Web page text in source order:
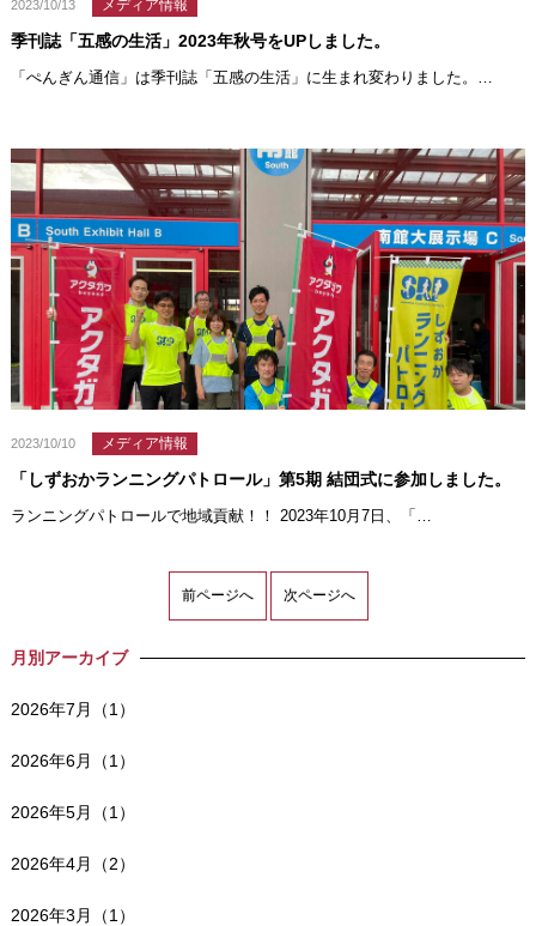
2023/10/13 メディア情報
季刊誌「五感の生活」2023年秋号をUPしました。
「ぺんぎん通信」は季刊誌「五感の生活」に生まれ変わりました。…
2023/10/10 メディア情報
「しずおかランニングパトロール」第5期 結団式に参加しました。
ランニングパトロールで地域貢献！！ 2023年10月7日、「…
前ページへ 次ページへ
月別アーカイブ
2026年7月（1）
2026年6月（1）
2026年5月（1）
2026年4月（2）
2026年3月（1）